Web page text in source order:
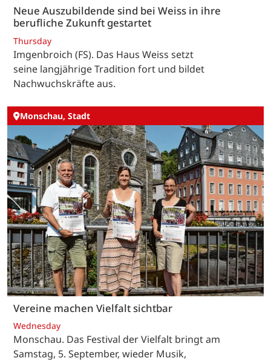
Neue Auszubildende sind bei Weiss in ihre
berufliche Zukunft gestartet
Thursday
Imgenbroich (FS). Das Haus Weiss setzt
seine langjährige Tradition fort und bildet
Nachwuchskräfte aus.
Monschau, Stadt
Vereine machen Vielfalt sichtbar
Wednesday
Monschau. Das Festival der Vielfalt bringt am
Samstag, 5. September, wieder Musik,